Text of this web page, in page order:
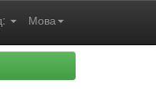
Мова